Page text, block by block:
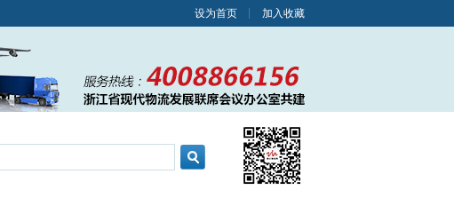
设为首页 加入收藏